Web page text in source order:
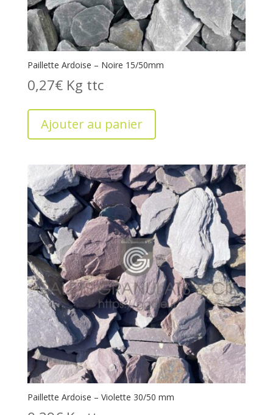
Paillette Ardoise – Noire 15/50mm
0,27€ Kg
Ajouter au panier
Paillette Ardoise – Violette 30/50 mm